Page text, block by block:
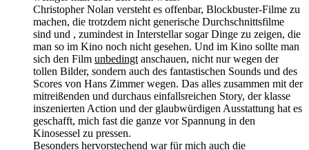
Christopher Nolan versteht es offenbar, Blockbuster-Filme zu
machen, die trotzdem nicht generische Durchschnittsfilme
sind und , zumindest in Interstellar sogar Dinge zu zeigen, die
man so im Kino noch nicht gesehen. Und im Kino sollte man
sich den Film unbedingt anschauen, nicht nur wegen der
tollen Bilder, sondern auch des fantastischen Sounds und des
Scores von Hans Zimmer wegen. Das alles zusammen mit der
mitreißenden und durchaus einfallsreichen Story, der klasse
inszenierten Action und der glaubwürdigen Ausstattung hat es
geschafft, mich fast die ganze vor Spannung in den
Kinosessel zu pressen.
Besonders hervorstechend war für mich auch die